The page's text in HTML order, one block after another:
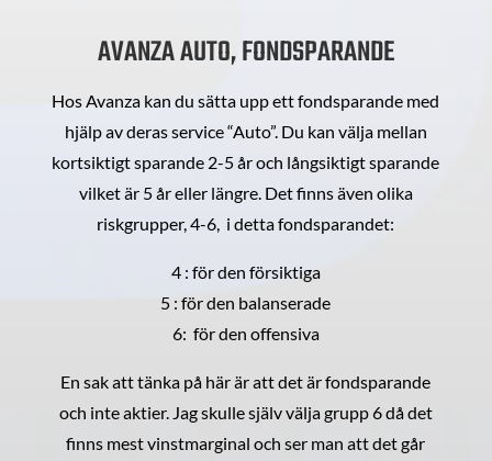
AVANZA AUTO, FONDSPARANDE
Hos Avanza kan du sätta upp ett fondsparande med
hjälp av deras service “Auto”. Du kan välja mellan
kortsiktigt sparande 2-5 år och långsiktigt sparande
vilket är 5 år eller längre. Det finns även olika
riskgrupper, 4-6, i detta fondsparandet:
4 : för den försiktiga
5 : för den balanserade
6: för den offensiva
En sak att tänka på här är att det är fondsparande
och inte aktier. Jag skulle själv välja grupp 6 då det
finns mest vinstmarginal och ser man att det går